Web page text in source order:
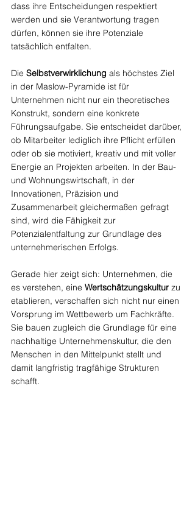
dass ihre Entscheidungen respektiert
werden und sie Verantwortung tragen
dürfen, können sie ihre Potenziale
tatsächlich entfalten.
Die Selbstverwirklichung als höchstes Ziel
in der Maslow-Pyramide ist für
Unternehmen nicht nur ein theoretisches
Konstrukt, sondern eine konkrete
Führungsaufgabe. Sie entscheidet darüber,
ob Mitarbeiter lediglich ihre Pflicht erfüllen
oder ob sie motiviert, kreativ und mit voller
Energie an Projekten arbeiten. In der Bau-
und Wohnungswirtschaft, in der
Innovationen, Präzision und
Zusammenarbeit gleichermaßen gefragt
sind, wird die Fähigkeit zur
Potenzialentfaltung zur Grundlage des
unternehmerischen Erfolgs.
Gerade hier zeigt sich: Unternehmen, die
es verstehen, eine Wertschätzungskultur zu
etablieren, verschaffen sich nicht nur einen
Vorsprung im Wettbewerb um Fachkräfte.
Sie bauen zugleich die Grundlage für eine
nachhaltige Unternehmenskultur, die den
Menschen in den Mittelpunkt stellt und
damit langfristig tragfähige Strukturen
schafft.